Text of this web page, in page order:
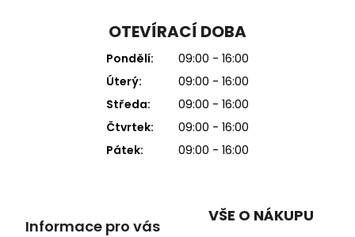
OTEVÍRACÍ DOBA
Pondělí:
09:00 - 16:00
Úterý:
09:00 - 16:00
Středa:
09:00 - 16:00
Čtvrtek:
09:00 - 16:00
Pátek:
09:00 - 16:00
Informace pro vás
VŠE O NÁKUPU